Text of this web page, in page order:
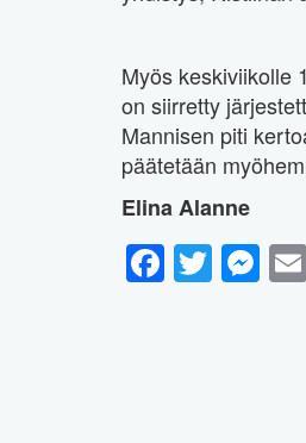
Myös keskiviikolle
on siirretty
Mannisen piti
päätetään
Elina Alanne
Facebook
Twitter